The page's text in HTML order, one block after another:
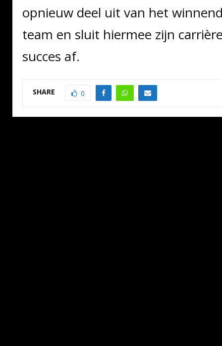
opnieuw deel uit van het
team en sluit hiermee zijn
succes af.
SHARE 0